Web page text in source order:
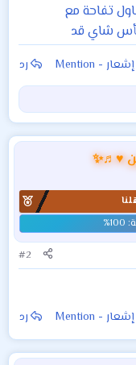
تفاحة مع
شاي قد
من السرطان
إشعار - Mention رد
♥♬✨
#2
إشعار - Mention رد